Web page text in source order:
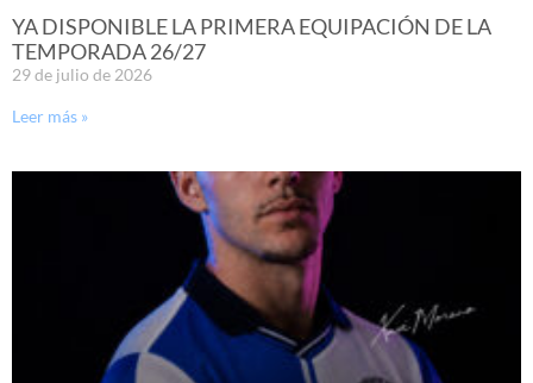
YA DISPONIBLE LA PRIMERA EQUIPACIÓN DE LA
TEMPORADA 26/27
29 de julio de 2026
Leer más »